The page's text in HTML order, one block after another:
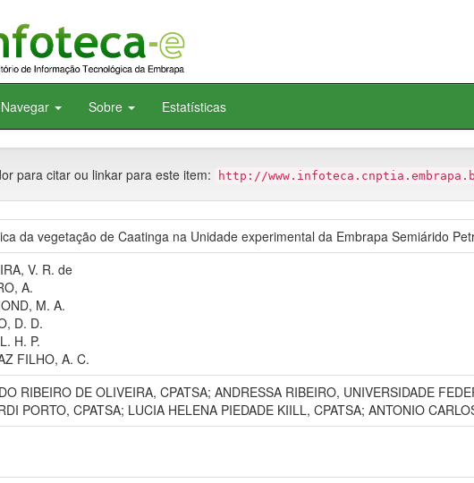
Navegar Sobre Estatísticas
para citar ou linkar para este item: http://
da vegetação de Caatinga na Unidade experimental da Embrapa Semiárido
V. R. de
A.
M. A.
D. D.
H. P.
FILHO, A. C.
RIBEIRO DE OLIVEIRA, CPATSA; ANDRESSA RIBEIRO, UNIVERSIDADE
PORTO, CPATSA; LUCIA HELENA PIEDADE KIILL, CPATSA; ANTONIO